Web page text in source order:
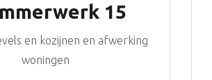
15
Zoetermeer
en kozijnen en afwerking
woningen